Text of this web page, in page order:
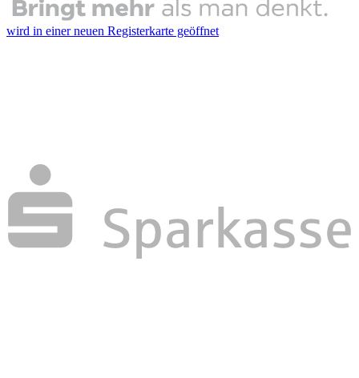
wird in einer neuen Registerkarte geöffnet